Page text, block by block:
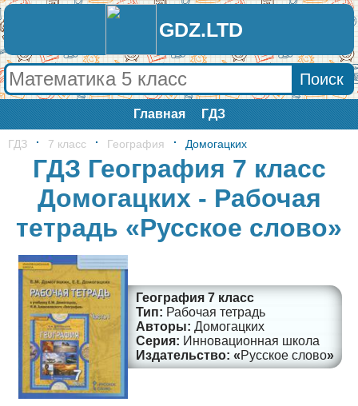
GDZ.LTD
Главная ГДЗ
ГДЗ 7 класс География Домогацких
ГДЗ География 7 класс
Домогацких - Рабочая
тетрадь «Русское слово»
География 7 класс
Рабочая тетрадь
Домогацких
Инновационная школа
Русское слово